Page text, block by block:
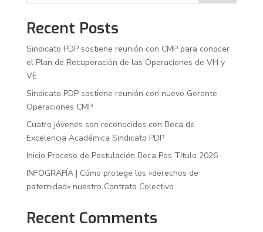
Recent Posts
Sindicato PDP sostiene reunión con CMP para conocer
el Plan de Recuperación de las Operaciones de VH y
VE
Sindicato PDP sostiene reunión con nuevo Gerente
Operaciones CMP
Cuatro jóvenes son reconocidos con Beca de
Excelencia Académica Sindicato PDP
Inicio Proceso de Postulación Beca Pos Título 2026
INFOGRAFÍA | Cómo protege los «derechos de
paternidad» nuestro Contrato Colectivo
Recent Comments